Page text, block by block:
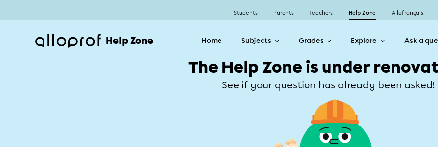
Students Parents Teachers Help Zone Allofrançais
Help Zone Home Subjects Grades Explore Ask a
The Help Zone is under
See if your question has already been asked!